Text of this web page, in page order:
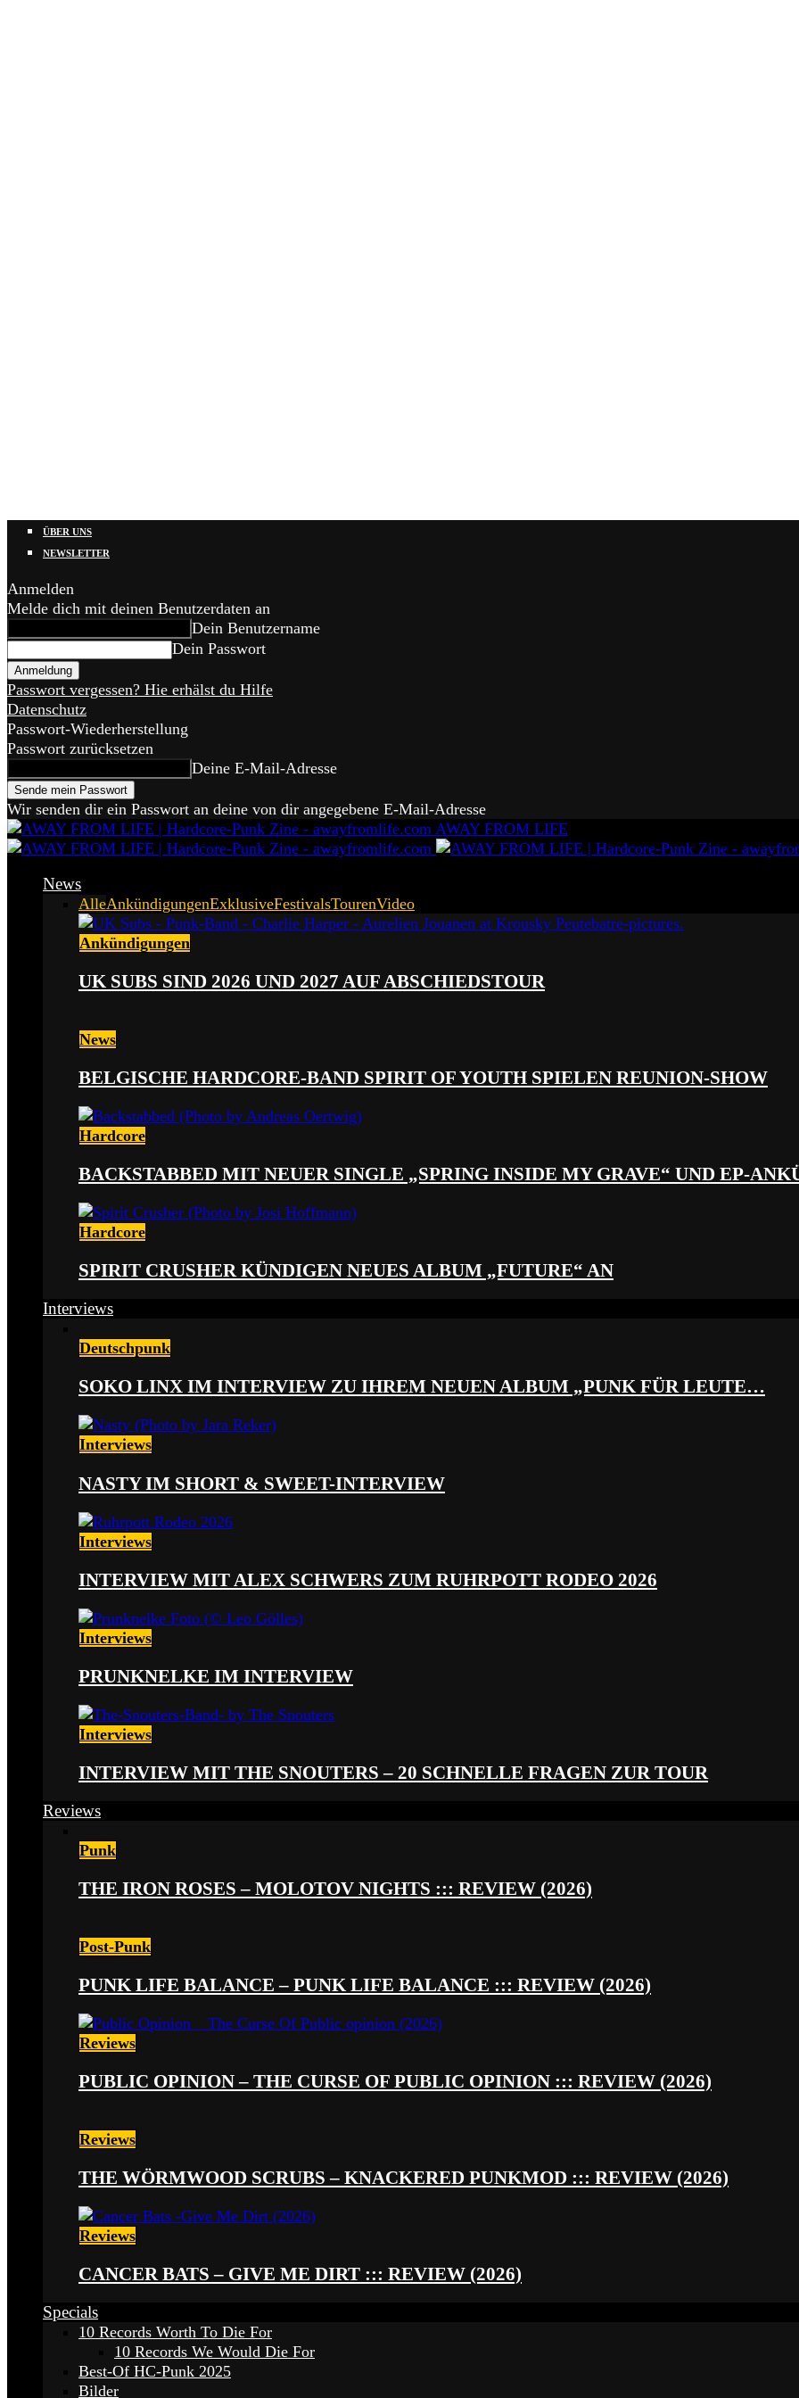
ÜBER UNS
NEWSLETTER
Anmelden
Melde dich mit deinen Benutzerdaten an
Dein Benutzername
Dein Passwort
Passwort vergessen? Hie erhälst du Hilfe
Datenschutz
Passwort-Wiederherstellung
Passwort zurücksetzen
Deine E-Mail-Adresse
Wir senden dir ein Passwort an deine von dir angegebene E-Mail-Adresse
AWAY FROM LIFE
News
AlleAnkündigungenExklusiveFestivalsTourenVideo
Ankündigungen
UK SUBS SIND 2026 UND 2027 AUF ABSCHIEDSTOUR
News
BELGISCHE HARDCORE-BAND SPIRIT OF YOUTH SPIELEN REUNION-SHOW
Hardcore
BACKSTABBED MIT NEUER SINGLE „SPRING INSIDE MY GRAVE“ UND EP-
Hardcore
SPIRIT CRUSHER KÜNDIGEN NEUES ALBUM „FUTURE“ AN
Interviews
Deutschpunk
SOKO LINX IM INTERVIEW ZU IHREM NEUEN ALBUM „PUNK FÜR LEUTE…
Interviews
NASTY IM SHORT & SWEET-INTERVIEW
Interviews
INTERVIEW MIT ALEX SCHWERS ZUM RUHRPOTT RODEO 2026
Interviews
PRUNKNELKE IM INTERVIEW
Interviews
INTERVIEW MIT THE SNOUTERS – 20 SCHNELLE FRAGEN ZUR TOUR
Reviews
Punk
THE IRON ROSES – MOLOTOV NIGHTS ::: REVIEW (2026)
Post-Punk
PUNK LIFE BALANCE – PUNK LIFE BALANCE ::: REVIEW (2026)
Reviews
PUBLIC OPINION – THE CURSE OF PUBLIC OPINION ::: REVIEW (2026)
Reviews
THE WÖRMWOOD SCRUBS – KNACKERED PUNKMOD ::: REVIEW (2026)
Reviews
CANCER BATS – GIVE ME DIRT ::: REVIEW (2026)
Specials
10 Records Worth To Die For
10 Records We Would Die For
Best-Of HC-Punk 2025
Bilder